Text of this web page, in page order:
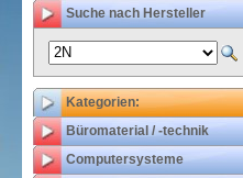
Suche nach Hersteller
Kategorien:
Büromaterial / -technik
Computersysteme